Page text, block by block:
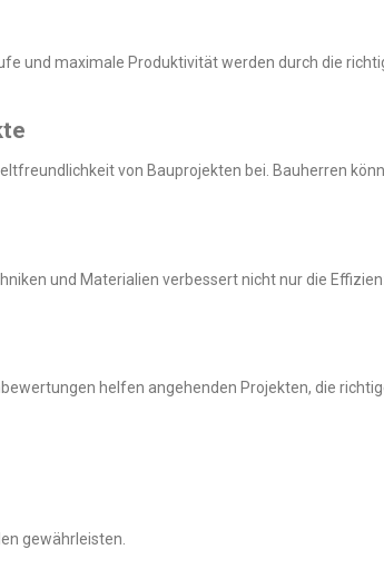
und maximale Produktivität werden durch die
von Bauprojekten bei. Bauherren
und Materialien verbessert nicht nur die
helfen angehenden Projekten, die
gewährleisten.